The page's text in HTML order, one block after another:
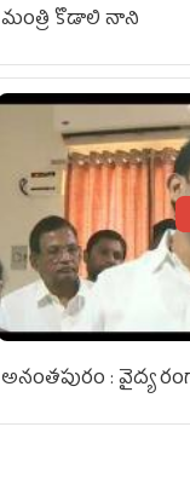
మంత్రి కొడాలి నాని
అనంతపురం : వైద్య